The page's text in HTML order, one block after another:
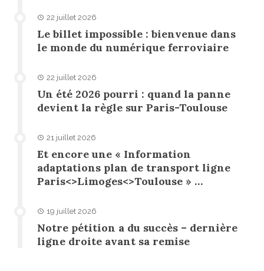
22 juillet 2026
Le billet impossible : bienvenue dans
le monde du numérique ferroviaire
22 juillet 2026
Un été 2026 pourri : quand la panne
devient la règle sur Paris-Toulouse
21 juillet 2026
Et encore une « Information
adaptations plan de transport ligne
Paris<>Limoges<>Toulouse » …
19 juillet 2026
Notre pétition a du succès – dernière
ligne droite avant sa remise